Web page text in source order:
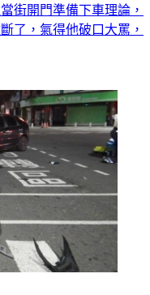
街開門準備下車理論，
了，氣得他破口大罵，